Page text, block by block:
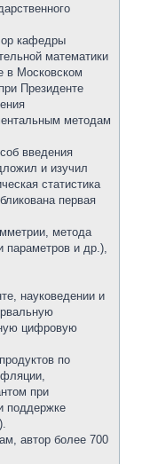
кафедры
математики
в Московском
Президенте
методам
введения
и изучил
статистика
первая
метода
параметров и др.),
науковедении и
цифровую
по
при
поддержке
автор более 700